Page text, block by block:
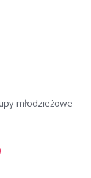
młodzieżowe